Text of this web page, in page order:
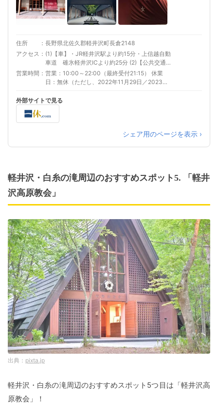
住所
長野県北佐久郡軽井沢町長倉2148
アクセス
(1)【車】・JR軽井沢駅より約15分・上信越自動
車道 碓氷軽井沢ICより約25分 (2)【公共交通機
関】・JR軽井沢駅北口から西武観光バスで約20
分、バス停「星野温泉 トンボの湯」下車、徒歩
で4分、バス停「星野温泉 トンボの湯」下車、
徒歩1分
営業時間
営業：10:00～22:00（最終受付21:15） 休業
日：無休（ただし、2022年11月29日／2023年1
外部サイトで見る
シェア用のページを表示 ›
軽井沢・白糸の滝周辺のおすすめスポット5. 「軽井
沢高原教会」
pixta.jp
軽井沢・白糸の滝周辺のおすすめスポット5つ目は「軽井沢高
原教会」！